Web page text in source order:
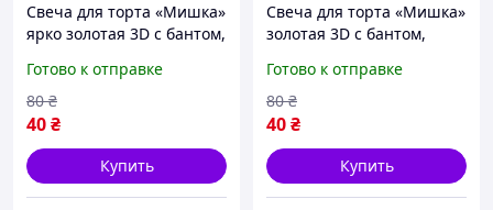
Свеча для торта «Мишка»
ярко золотая 3D с бантом,
медвежонок, стильный
праздничный декор на
день рождения pix
Готово к отправке
40₴
80 ₴
Купить
Свеча для торта «Мишка»
золотая 3D с бантом,
медвежонок, стильный
праздничный декор на
день рождения pix
Готово к отправке
40₴
80 ₴
Купить